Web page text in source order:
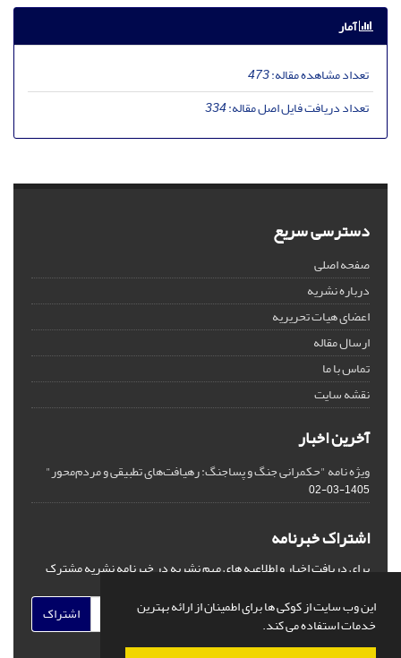
این وب سایت از کوکی ها برای اطمینان از ارائه بهترین
خدمات استفاده می کند.
آمار
تعداد مشاهده مقاله:473
تعداد دریافت فایل اصل مقاله:334
دسترسی سریع
صفحه اصلی
درباره نشریه
اعضای هیات تحریریه
ارسال مقاله
تماس با ما
نقشه سایت
آخرین اخبار
ویژه نامه "حکمرانی جنگ و پساجنگ: رهیافت‌های تطبیقی و مردم‌محور"
1405-03-02
اشتراک خبرنامه
برای دریافت اخبار و اطلاعیه های مهم نشریه در خبرنامه نشریه مشترک
اشتراک